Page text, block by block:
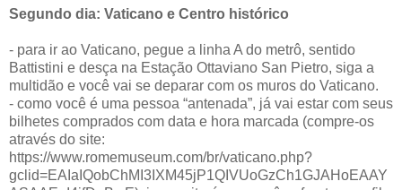
Segundo dia: Vaticano e Centro histórico
- para ir ao Vaticano, pegue a linha A do metrô, sentido
Battistini e desça na Estação Ottaviano San Pietro, siga a
multidão e você vai se deparar com os muros do Vaticano.
- como você é uma pessoa “antenada”, já vai estar com seus
bilhetes comprados com data e hora marcada (compre-os
através do site:
https://www.romemuseum.com/br/vaticano.php?
gclid=EAIaIQobChMI3IXM45jP1QIVUoGzCh1GJAHoEAAY